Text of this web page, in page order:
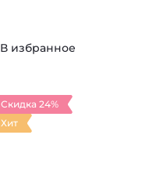
В избранное
Скидка 24%
Хит